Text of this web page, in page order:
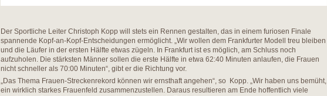
Der Sportliche Leiter Christoph Kopp will stets ein Rennen gestalten, das in einem furiosen Finale
spannende Kopf-an-Kopf-Entscheidungen ermöglicht. „Wir wollen dem Frankfurter Modell treu bleiben
und die Läufer in der ersten Hälfte etwas zügeln. In Frankfurt ist es möglich, am Schluss noch
aufzuholen. Die stärksten Männer sollen die erste Hälfte in etwa 62:40 Minuten anlaufen, die Frauen
nicht schneller als 70:00 Minuten“, gibt er die Richtung vor.
„Das Thema Frauen-Streckenrekord können wir ernsthaft angehen“, so Kopp. „Wir haben uns bemüht,
ein wirklich starkes Frauenfeld zusammenzustellen. Daraus resultieren am Ende hoffentlich viele